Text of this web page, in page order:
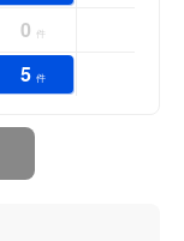
0 件
5 件